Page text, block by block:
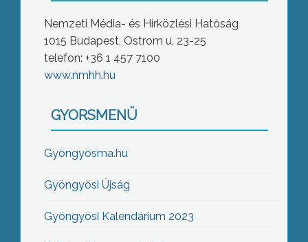
Nemzeti Média- és Hírközlési Hatóság
1015 Budapest, Ostrom u. 23-25
telefon: +36 1 457 7100
www.nmhh.hu
GYORSMENÜ
Gyöngyösma.hu
Gyöngyösi Újság
Gyöngyösi Kalendárium 2023